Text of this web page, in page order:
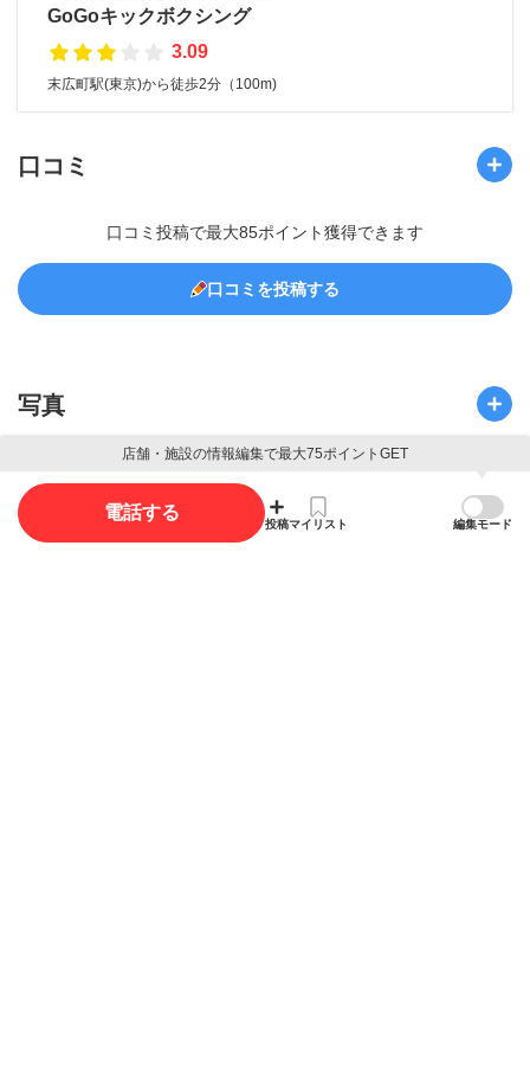
GoGoキックボクシング
3.09
末広町駅(東京)から徒歩2分（100m)
口コミ
口コミ投稿で最大85ポイント獲得できます
口コミを投稿する
写真
写真を投稿する
店舗・施設の情報編集で最大75ポイントGET
電話する
投稿マイリスト 編集モード